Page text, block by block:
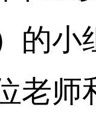
的小
老师